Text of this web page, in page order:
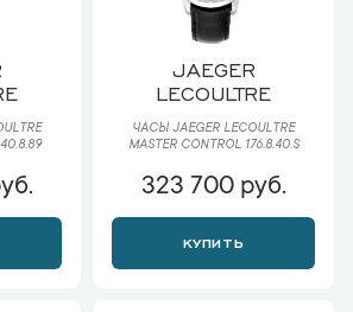
JAEGER
LECOULTRE
ЧАСЫ JAEGER LECOULTRE
MASTER CONTROL 176.8.40.S
323 700 руб.
КУПИТЬ